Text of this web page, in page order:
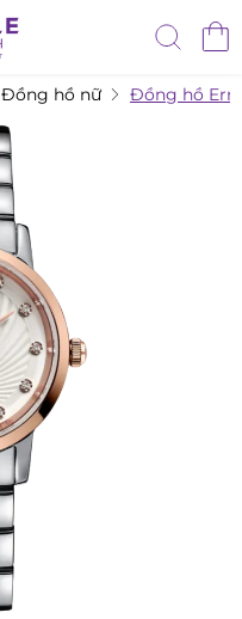
Đồng hồ nữ Đồng hồ